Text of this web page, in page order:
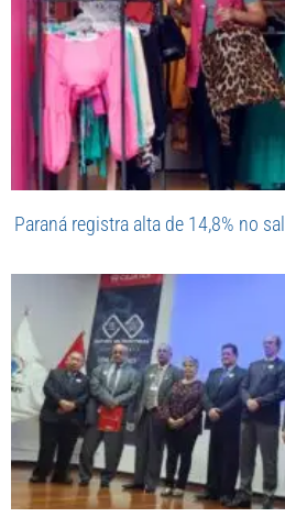
Paraná registra alta de 14,8% no